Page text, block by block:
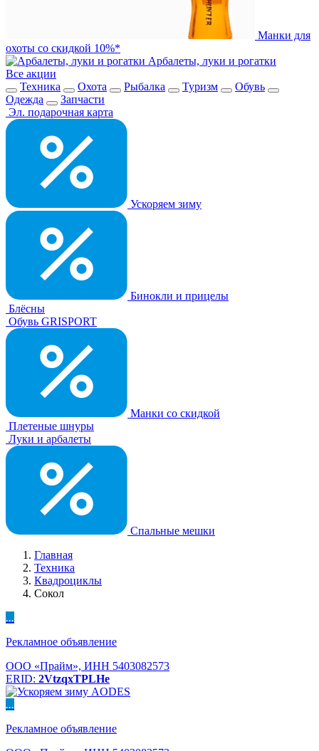
Манки для
охоты со скидкой 10%*
Арбалеты, луки и рогатки
Все акции
Техника
Охота Рыбалка Туризм
Обувь
Одежда
Запчасти
Эл. подарочная карта
Ускоряем зиму
Бинокли и прицелы
Блёсны
Обувь GRISPORT
Манки со скидкой
Плетеные шнуры
Луки и арбалеты
Спальные мешки
Главная
Техника
Квадроциклы
Сокол
...
Рекламное объявление
ООО «Прайм», ИНН 5403082573
ERID: 2VtzqxTPLHe
...
Рекламное объявление